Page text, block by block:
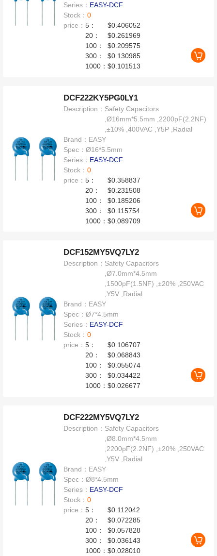
Series： EASY-DCF
Stock：0
price：5：
$0.406052
20：
$0.261969
100：
$0.209575
300：
$0.130985
1000：$0.101513
DCF222KY5PG0LY1
Description： Safety Capacitors
,Ø16mm*5.5mm ,2200pF(2.2NF)
,±10% ,400VAC ,Y5P ,Radial
Brand： EASY
Spec：Ø16*5.5mm
Series： EASY-DCF
Stock：0
price：5：
$0.358837
20：
$0.231508
100：
$0.185206
300：
$0.115754
1000：$0.089709
DCF152MY5VQ7LY2
Description： Safety Capacitors
,Ø7.0mm*4.5mm
,1500pF(1.5NF) ,±20% ,250VAC
,Y5V ,Radial
Brand： EASY
Spec：Ø7*4.5mm
Series： EASY-DCF
Stock：0
price：5：
$0.106707
20：
$0.068843
100：
$0.055074
300：
$0.034422
1000：$0.026677
DCF222MY5VQ7LY2
Description： Safety Capacitors
,Ø8.0mm*4.5mm
,2200pF(2.2NF) ,±20% ,250VAC
,Y5V ,Radial
Brand： EASY
Spec：Ø8*4.5mm
Series： EASY-DCF
Stock：0
price：5：
$0.112042
20：
$0.072285
100：
$0.057828
300：
$0.036143
1000：$0.028010